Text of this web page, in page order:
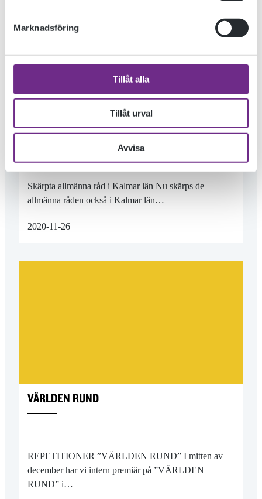
Marknadsföring
Tillåt alla
Tillåt urval
Avvisa
Skärpta allmänna råd i Kalmar län Nu skärps de
allmänna råden också i Kalmar län…
2020-11-26
VÄRLDEN RUND
REPETITIONER ”VÄRLDEN RUND” I mitten av
december har vi intern premiär på ”VÄRLDEN
RUND” i…